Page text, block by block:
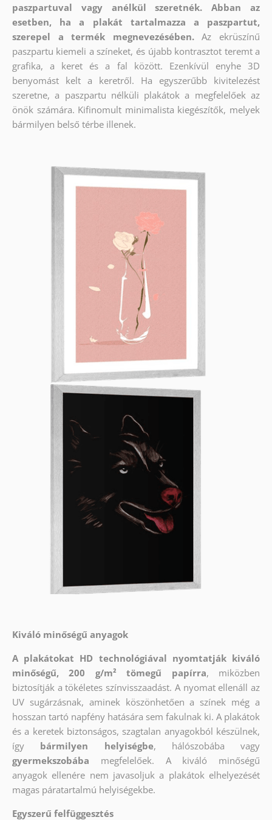
paszpartuval vagy anélkül szeretnék. Abban az
esetben, ha a plakát tartalmazza a paszpartut,
szerepel a termék megnevezésében.
Az ekrüszínű
paszpartu kiemeli a színeket, és újabb kontrasztot teremt a
grafika, a keret és a fal között. Ezenkívül enyhe 3D
benyomást kelt a keretről. Ha egyszerűbb kivitelezést
szeretne, a paszpartu nélküli plakátok a megfelelőek az
önök számára. Kifinomult minimalista kiegészítők, melyek
bármilyen belső térbe illenek.
Kiváló minőségű anyagok
A plakátokat HD technológiával nyomtatják kiváló
minőségű, 200 g/m² tömegű papírra, miközben
biztosítják a tökéletes színvisszaadást. A nyomat ellenáll az
UV sugárzásnak, aminek köszönhetően a színek még a
hosszan tartó napfény hatására sem fakulnak ki. A plakátok
és a keretek biztonságos, szagtalan anyagokból készülnek,
így
bármilyen helyiségbe, hálószobába vagy
gyermekszobába
megfelelőek. A kiváló minőségű
anyagok ellenére nem javasoljuk a plakátok elhelyezését
magas páratartalmú helyiségekbe.
Egyszerű felfüggesztés